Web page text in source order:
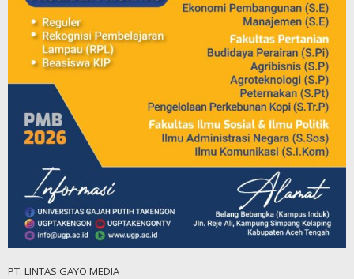
PT. LINTAS GAYO MEDIA